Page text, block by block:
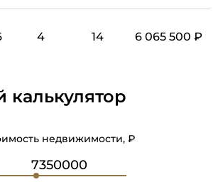
4 14 6 065 500 ₽
калькулятор
недвижимости, ₽